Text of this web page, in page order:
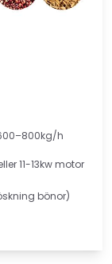
h
11-13kw motor
bönor)